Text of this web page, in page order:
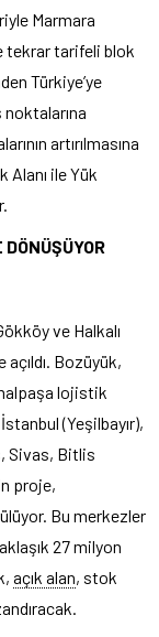
Marmara
tekrar tarifeli blok
Türkiye’ye
artırılmasına
ile Yük
ve Halkalı
Bozüyük,
lojistik
(Yeşilbayır),
Sivas, Bitlis
proje,
Bu merkezler
27 milyon
açık alan, stok